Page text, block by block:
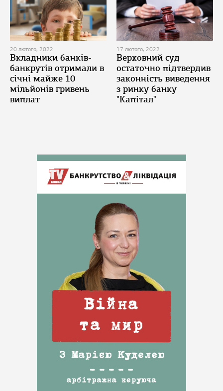
20 лютого, 2022
Вкладники банків-
банкрутів отримали в
січні майже 10
мільйонів гривень
виплат
17 лютого, 2022
Верховний суд
остаточно підтвердив
законність виведення
з ринку банку
"Капітал"